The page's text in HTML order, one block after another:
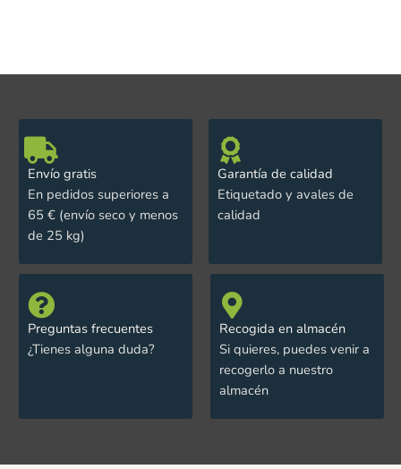
Envío gratis
En pedidos superiores a
65 € (envío seco y menos
de 25 kg)
Garantía de calidad
Etiquetado y avales de
calidad
Preguntas frecuentes
¿Tienes alguna duda?
Recogida en almacén
Si quieres, puedes venir a
recogerlo a nuestro
almacén